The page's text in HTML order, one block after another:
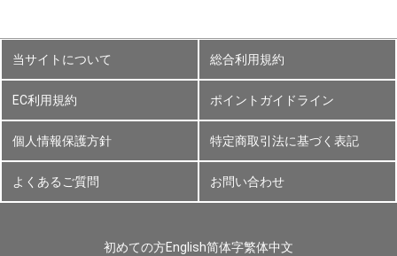
当サイトについて 総合利用規約
EC利用規約 ポイントガイドライン
個人情報保護方針 特定商取引法に基づく表記
よくあるご質問 お問い合わせ
初めての方English简体字繁体中文